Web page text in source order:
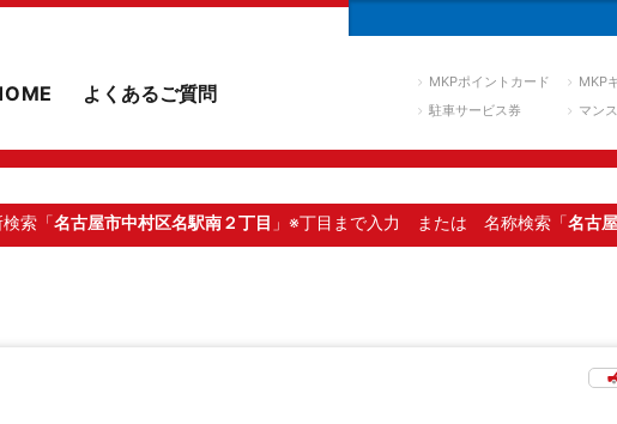
よくあるご質問 MKPポイントカード
MKP
駐車サービス券
マン
索「名古屋市中村区名駅南２丁目 」※丁目まで入力 または 名称検索「名古